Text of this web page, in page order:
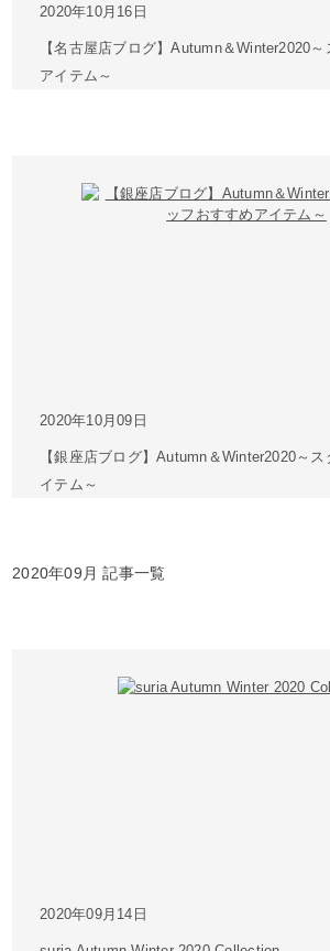
2020年10月16日
【名古屋店ブログ】Autumn＆Winter2020
アイテム～
2020年10月09日
【銀座店ブログ】Autumn＆Winter2020～
イテム～
2020年09月 記事一覧
2020年09月14日